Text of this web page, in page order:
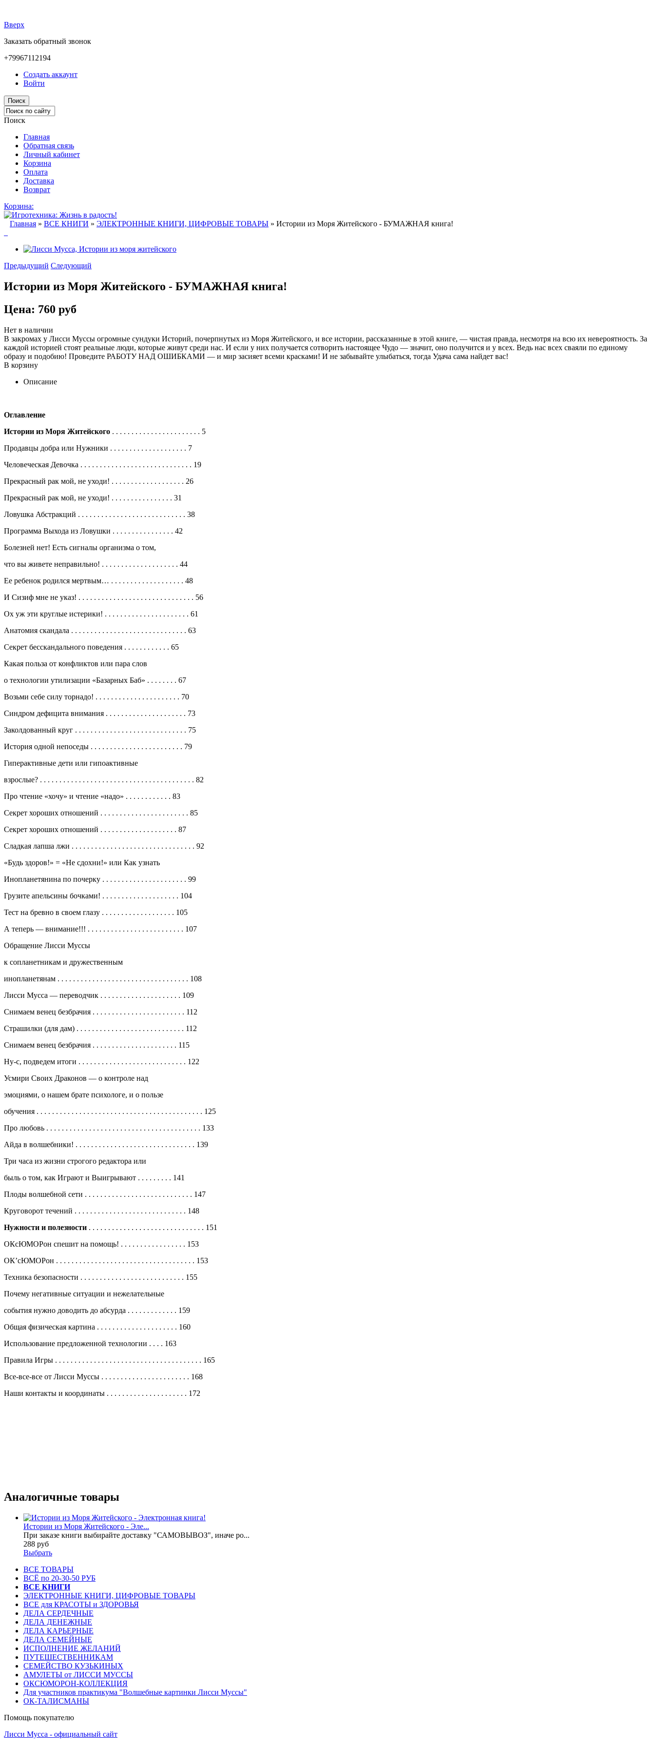
Вверх
Заказать обратный звонок
+79967112194
Создать аккаунт
Войти
Поиск
Поиск
Главная
Обратная связь
Личный кабинет
Корзина
Оплата
Доставка
Возврат
Корзина:
Главная » ВСЕ КНИГИ » ЭЛЕКТРОННЫЕ КНИГИ, ЦИФРОВЫЕ ТОВАРЫ » Истории из Моря Житейского - БУМАЖНАЯ книга!
Предыдущий Следующий
Истории из Моря Житейского - БУМАЖНАЯ книга!
Цена: 760 руб
Нет в наличии
В закромах у Лисси Муссы огромные сундуки Историй, почерпнутых из Моря Житейского, и все истории, рассказанные в этой книге, — чистая правда, несмотря на всю их невероятность. За
каждой историей стоят реальные люди, которые живут среди нас. И если у них получается сотворить настоящее Чудо — значит, оно получится и у всех. Ведь нас всех сваяли по единому
образу и подобию! Проведите РАБОТУ НАД ОШИБКАМИ — и мир засияет всеми красками! И не забывайте улыбаться, тогда Удача сама найдет вас!
В корзину
Описание
Оглавление
Истории из Моря Житейского . . . . . . . . . . . . . . . . . . . . . . . 5
Продавцы добра или Нужники . . . . . . . . . . . . . . . . . . . . 7
Человеческая Девочка . . . . . . . . . . . . . . . . . . . . . . . . . . . . . 19
Прекрасный рак мой, не уходи! . . . . . . . . . . . . . . . . . . . 26
Прекрасный рак мой, не уходи! . . . . . . . . . . . . . . . . 31
Ловушка Абстракций . . . . . . . . . . . . . . . . . . . . . . . . . . . . 38
Программа Выхода из Ловушки . . . . . . . . . . . . . . . . 42
Болезней нет! Есть сигналы организма о том,
что вы живете неправильно! . . . . . . . . . . . . . . . . . . . . 44
Ее ребенок родился мертвым… . . . . . . . . . . . . . . . . . . . 48
И Сизиф мне не указ! . . . . . . . . . . . . . . . . . . . . . . . . . . . . . . 56
Ох уж эти круглые истерики! . . . . . . . . . . . . . . . . . . . . . . 61
Анатомия скандала . . . . . . . . . . . . . . . . . . . . . . . . . . . . . . 63
Секрет бесскандального поведения . . . . . . . . . . . . 65
Какая польза от конфликтов или пара слов
о технологии утилизации «Базарных Баб» . . . . . . . . 67
Возьми себе силу торнадо! . . . . . . . . . . . . . . . . . . . . . . 70
Синдром дефицита внимания . . . . . . . . . . . . . . . . . . . . . 73
Заколдованный круг . . . . . . . . . . . . . . . . . . . . . . . . . . . . . 75
История одной непоседы . . . . . . . . . . . . . . . . . . . . . . . . 79
Гиперактивные дети или гипоактивные
взрослые? . . . . . . . . . . . . . . . . . . . . . . . . . . . . . . . . . . . . . . . . 82
Про чтение «хочу» и чтение «надо» . . . . . . . . . . . . 83
Секрет хороших отношений . . . . . . . . . . . . . . . . . . . . . . . 85
Секрет хороших отношений . . . . . . . . . . . . . . . . . . . . 87
Сладкая лапша лжи . . . . . . . . . . . . . . . . . . . . . . . . . . . . . . . . 92
«Будь здоров!» = «Не сдохни!» или Как узнать
Инопланетянина по почерку . . . . . . . . . . . . . . . . . . . . . . 99
Грузите апельсины бочками! . . . . . . . . . . . . . . . . . . . . 104
Тест на бревно в своем глазу . . . . . . . . . . . . . . . . . . . 105
А теперь — внимание!!! . . . . . . . . . . . . . . . . . . . . . . . . . 107
Обращение Лисси Муссы
к сопланетникам и дружественным
инопланетянам . . . . . . . . . . . . . . . . . . . . . . . . . . . . . . . . . . 108
Лисси Мусса — переводчик . . . . . . . . . . . . . . . . . . . . . 109
Снимаем венец безбрачия . . . . . . . . . . . . . . . . . . . . . . . . 112
Страшилки (для дам) . . . . . . . . . . . . . . . . . . . . . . . . . . . . 112
Снимаем венец безбрачия . . . . . . . . . . . . . . . . . . . . . . 115
Ну-с, подведем итоги . . . . . . . . . . . . . . . . . . . . . . . . . . . . 122
Усмири Своих Драконов — о контроле над
эмоциями, о нашем брате психологе, и о пользе
обучения . . . . . . . . . . . . . . . . . . . . . . . . . . . . . . . . . . . . . . . . . . . 125
Про любовь . . . . . . . . . . . . . . . . . . . . . . . . . . . . . . . . . . . . . . . . 133
Айда в волшебники! . . . . . . . . . . . . . . . . . . . . . . . . . . . . . . . 139
Три часа из жизни строгого редактора или
быль о том, как Играют и Выигрывают . . . . . . . . . 141
Плоды волшебной сети . . . . . . . . . . . . . . . . . . . . . . . . . . . . 147
Круговорот течений . . . . . . . . . . . . . . . . . . . . . . . . . . . . . 148
Нужности и полезности . . . . . . . . . . . . . . . . . . . . . . . . . . . . . . 151
ОКсЮМОРон спешит на помощь! . . . . . . . . . . . . . . . . . 153
ОК’сЮМОРон . . . . . . . . . . . . . . . . . . . . . . . . . . . . . . . . . . . . 153
Техника безопасности . . . . . . . . . . . . . . . . . . . . . . . . . . . 155
Почему негативные ситуации и нежелательные
события нужно доводить до абсурда . . . . . . . . . . . . . 159
Общая физическая картина . . . . . . . . . . . . . . . . . . . . . 160
Использование предложенной технологии . . . . 163
Правила Игры . . . . . . . . . . . . . . . . . . . . . . . . . . . . . . . . . . . . . . 165
Все-все-все от Лисси Муссы . . . . . . . . . . . . . . . . . . . . . . . 168
Наши контакты и координаты . . . . . . . . . . . . . . . . . . . . . 172
Аналогичные товары
Истории из Моря Житейского - Эле...
При заказе книги выбирайте доставку "САМОВЫВОЗ", иначе ро...
288 руб
Выбрать
ВСЕ ТОВАРЫ
ВСЁ по 20-30-50 РУБ
ВСЕ КНИГИ
ЭЛЕКТРОННЫЕ КНИГИ, ЦИФРОВЫЕ ТОВАРЫ
ВСЕ для КРАСОТЫ и ЗДОРОВЬЯ
ДЕЛА СЕРДЕЧНЫЕ
ДЕЛА ДЕНЕЖНЫЕ
ДЕЛА КАРЬЕРНЫЕ
ДЕЛА СЕМЕЙНЫЕ
ИСПОЛНЕНИЕ ЖЕЛАНИЙ
ПУТЕШЕСТВЕННИКАМ
СЕМЕЙСТВО КУЗЬКИНЫХ
АМУЛЕТЫ от ЛИССИ МУССЫ
ОКСЮМОРОН-КОЛЛЕКЦИЯ
Для участников практикума "Волшебные картинки Лисси Муссы"
ОК-ТАЛИСМАНЫ
Помощь покупателю
Лисси Мусса - официальный сайт